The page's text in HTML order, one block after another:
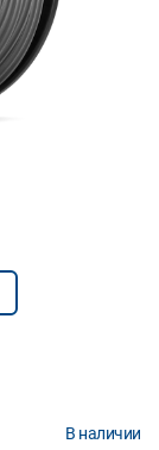
В наличии